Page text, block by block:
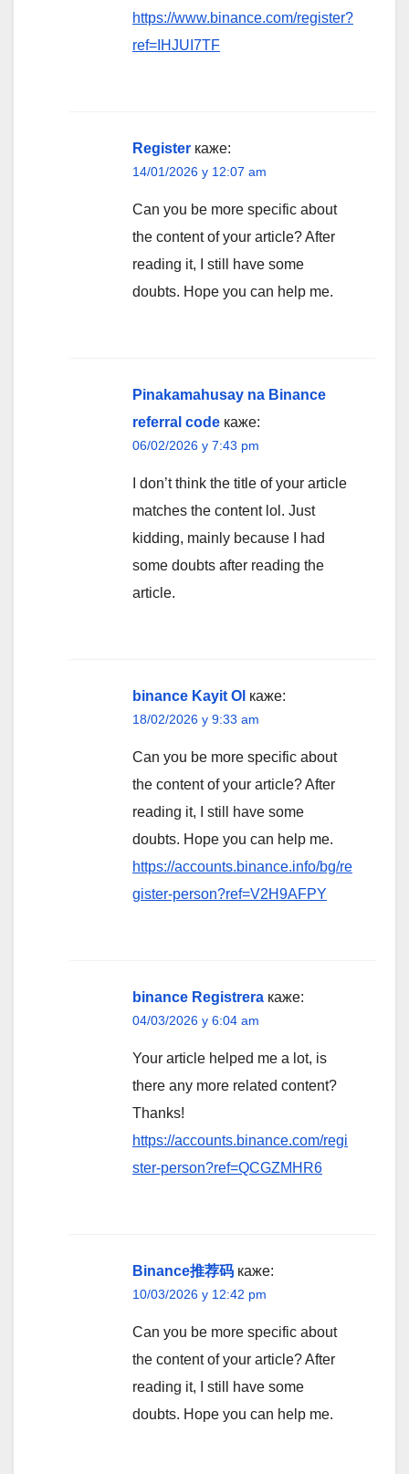
https://www.binance.com/register?
ref=IHJUI7TF
Register каже:
14/01/2026 у 12:07 am
Can you be more specific about
the content of your article? After
reading it, I still have some
doubts. Hope you can help me.
Pinakamahusay na Binance
referral code каже:
06/02/2026 у 7:43 pm
I don’t think the title of your article
matches the content lol. Just
kidding, mainly because I had
some doubts after reading the
article.
binance Kayit Ol каже:
18/02/2026 у 9:33 am
Can you be more specific about
the content of your article? After
reading it, I still have some
doubts. Hope you can help me.
https://accounts.binance.info/bg/re
gister-person?ref=V2H9AFPY
binance Registrera каже:
04/03/2026 у 6:04 am
Your article helped me a lot, is
there any more related content?
Thanks!
https://accounts.binance.com/regi
ster-person?ref=QCGZMHR6
Binance推荐码 каже:
10/03/2026 у 12:42 pm
Can you be more specific about
the content of your article? After
reading it, I still have some
doubts. Hope you can help me.